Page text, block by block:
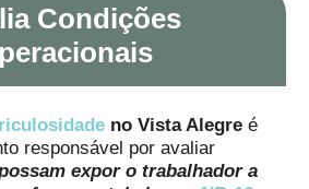
Condições
no Vista Alegre é
responsável por avaliar
expor o trabalhador a